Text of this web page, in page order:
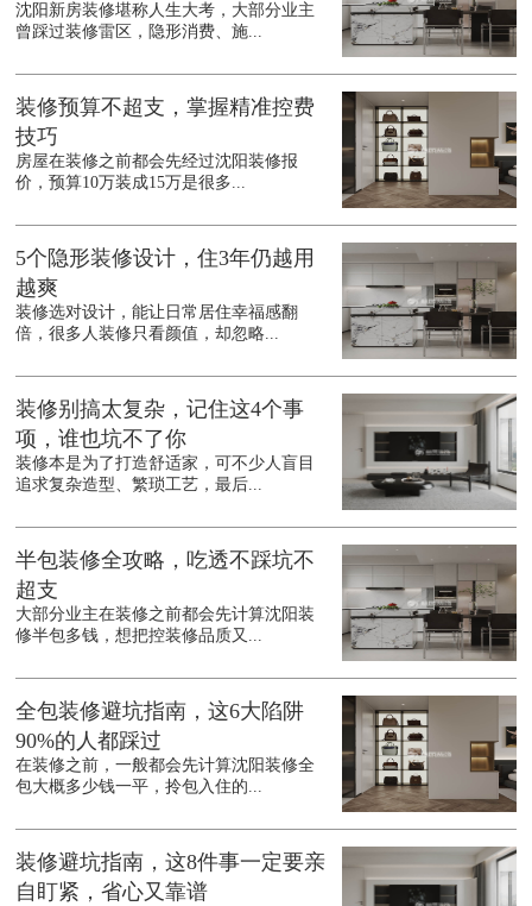
沈阳新房装修堪称人生大考，大部分业主
曾踩过装修雷区，隐形消费、施...
装修预算不超支，掌握精准控费
技巧
房屋在装修之前都会先经过沈阳装修报
价，预算10万装成15万是很多...
5个隐形装修设计，住3年仍越用
越爽
装修选对设计，能让日常居住幸福感翻
倍，很多人装修只看颜值，却忽略...
装修别搞太复杂，记住这4个事
项，谁也坑不了你
装修本是为了打造舒适家，可不少人盲目
追求复杂造型、繁琐工艺，最后...
半包装修全攻略，吃透不踩坑不
超支
大部分业主在装修之前都会先计算沈阳装
修半包多钱，想把控装修品质又...
全包装修避坑指南，这6大陷阱
90%的人都踩过
在装修之前，一般都会先计算沈阳装修全
包大概多少钱一平，拎包入住的...
装修避坑指南，这8件事一定要亲
自盯紧，省心又靠谱